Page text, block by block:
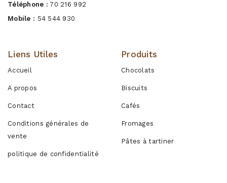
Téléphone : 70 216 992
Mobile : 54 544 930
Liens Utiles
Accueil
A propos
Contact
Conditions générales de
vente
politique de confidentialité
Produits
Chocolats
Biscuits
Cafés
Fromages
Pâtes à tartiner